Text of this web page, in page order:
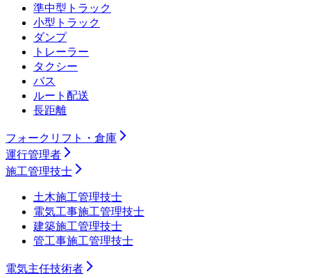
準中型トラック
小型トラック
ダンプ
トレーラー
タクシー
バス
ルート配送
長距離
フォークリフト・倉庫
運行管理者
施工管理技士
土木施工管理技士
電気工事施工管理技士
建築施工管理技士
管工事施工管理技士
電気主任技術者